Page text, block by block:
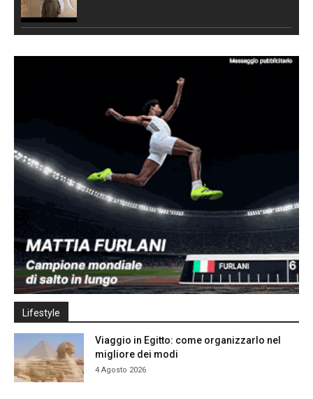
Lifestyle
Viaggio in Egitto: come organizzarlo nel
migliore dei modi
4 Agosto 2026